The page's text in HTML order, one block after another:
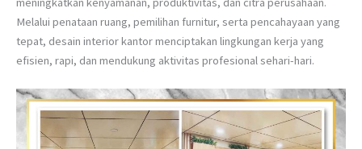
Melalui penataan ruang, pemilihan furnitur, serta pencahayaan yang
tepat, desain interior kantor menciptakan lingkungan kerja yang
efisien, rapi, dan mendukung aktivitas profesional sehari-hari.